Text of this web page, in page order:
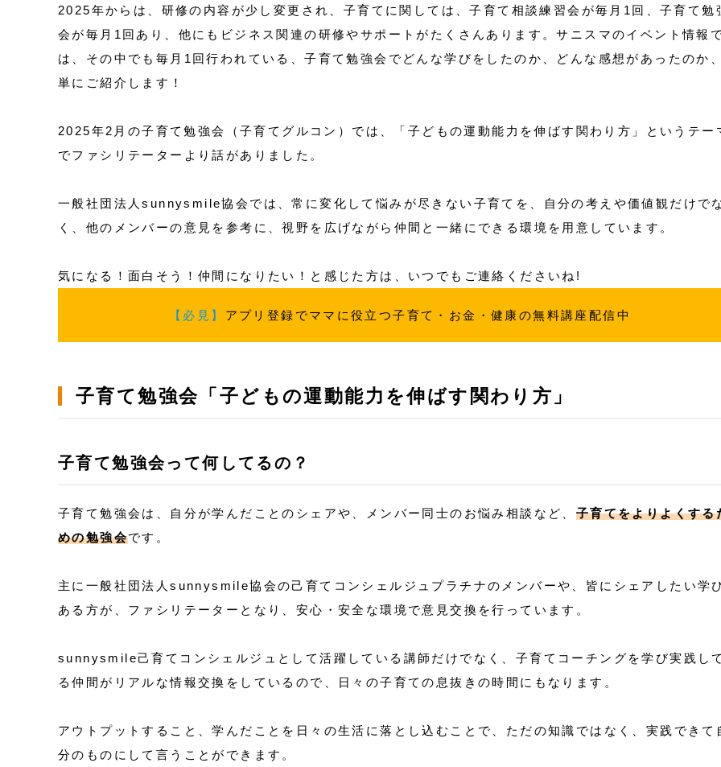
2025年からは、研修の内容が少し変更され、子育てに関しては、子育て相談練習会が毎月1回、子育て勉
会が毎月1回あり、他にもビジネス関連の研修やサポートがたくさんあります。サニスマのイベント情報
は、その中でも毎月1回行われている、子育て勉強会でどんな学びをしたのか、どんな感想があったのか
単にご紹介します！
2025年2月の子育て勉強会（子育てグルコン）では、「子どもの運動能力を伸ばす関わり方」というテー
でファシリテーターより話がありました。
一般社団法人sunnysmile協会では、常に変化して悩みが尽きない子育てを、自分の考えや価値観だけで
く、他のメンバーの意見を参考に、視野を広げながら仲間と一緒にできる環境を用意しています。
気になる！面白そう！仲間になりたい！と感じた方は、いつでもご連絡くださいね!
【必見】 アプリ登録でママに役立つ子育て・お金・健康の無料講座配信中
子育て勉強会「子どもの運動能力を伸ばす関わり方」
子育て勉強会って何してるの？
子育て勉強会は、自分が学んだことのシェアや、メンバー同士のお悩み相談など、 子育てをよりよくする
めの勉強会です。
主に一般社団法人sunnysmile協会の己育てコンシェルジュプラチナのメンバーや、皆にシェアしたい学
ある方が、ファシリテーターとなり、安心・安全な環境で意見交換を行っています。
sunnysmile己育てコンシェルジュとして活躍している講師だけでなく、子育てコーチングを学び実践し
る仲間がリアルな情報交換をしているので、日々の子育ての息抜きの時間にもなります。
アウトプットすること、学んだことを日々の生活に落とし込むことで、ただの知識ではなく、実践できて
分のものにして言うことができます。